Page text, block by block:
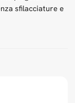
sfilacciature e